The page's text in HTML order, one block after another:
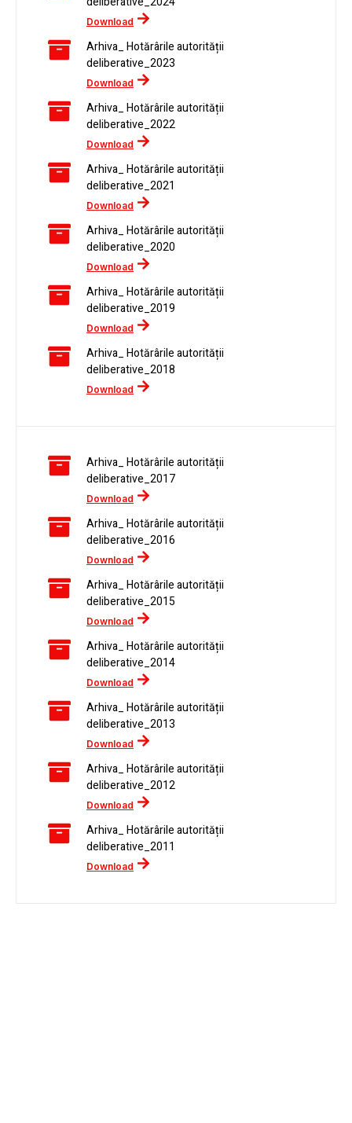
Download
Arhiva_ Hotărârile autorității
deliberative_2023
Download
Arhiva_ Hotărârile autorității
deliberative_2022
Download
Arhiva_ Hotărârile autorității
deliberative_2021
Download
Arhiva_ Hotărârile autorității
deliberative_2020
Download
Arhiva_ Hotărârile autorității
deliberative_2019
Download
Arhiva_ Hotărârile autorității
deliberative_2018
Download
Arhiva_ Hotărârile autorității
deliberative_2017
Download
Arhiva_ Hotărârile autorității
deliberative_2016
Download
Arhiva_ Hotărârile autorității
deliberative_2015
Download
Arhiva_ Hotărârile autorității
deliberative_2014
Download
Arhiva_ Hotărârile autorității
deliberative_2013
Download
Arhiva_ Hotărârile autorității
deliberative_2012
Download
Arhiva_ Hotărârile autorității
deliberative_2011
Download